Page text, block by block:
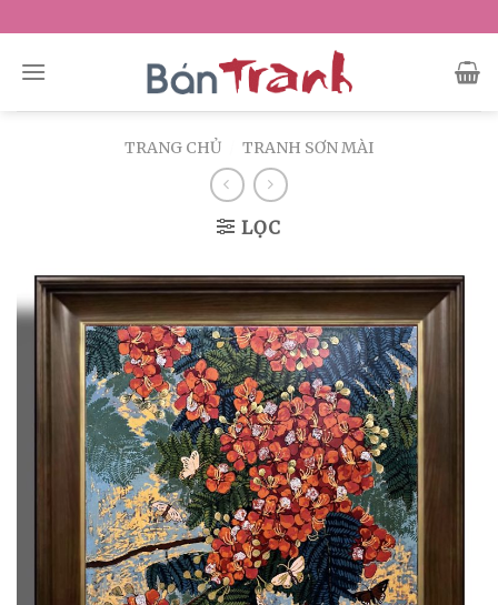
to
content
TRANG CHỦ TRANH SƠN MÀI
LỌC